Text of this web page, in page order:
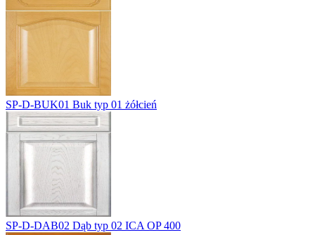
SP-D-BUK01 Buk typ 01 żółcień
SP-D-DAB02 Dąb typ 02 ICA OP 400